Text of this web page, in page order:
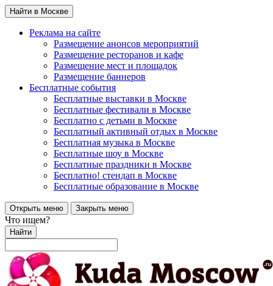
Найти в Москве
Реклама на сайте
Размещение анонсов мероприятий
Размещение ресторанов и кафе
Размещение мест и площадок
Размещение баннеров
Бесплатные события
Бесплатные выставки в Москве
Бесплатные фестивали в Москве
Бесплатно с детьми в Москве
Бесплатный активный отдых в Москве
Бесплатная музыка в Москве
Бесплатные шоу в Москве
Бесплатные праздники в Москве
Бесплатно! стендап в Москве
Бесплатные образование в Москве
Открыть меню Закрыть меню
Что ищем?
Найти